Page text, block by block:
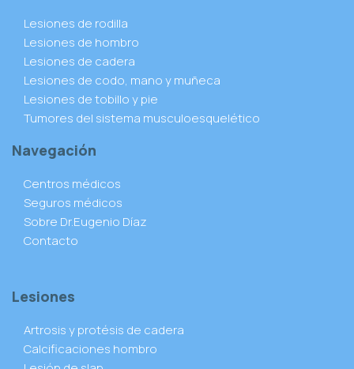
Lesiones de rodilla
Lesiones de hombro
Lesiones de cadera
Lesiones de codo, mano y muñeca
Lesiones de tobillo y pie
Tumores del sistema musculoesquelético
Navegación
Centros médicos
Seguros médicos
Sobre Dr.Eugenio Díaz
Contacto
Lesiones
Artrosis y protésis de cadera
Calcificaciones hombro